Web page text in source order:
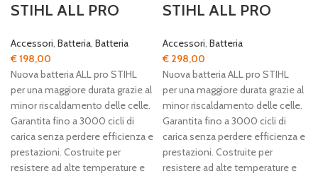
STIHL ALL PRO
Accessori, Batteria, Batteria
€198,00
Nuova batteria ALL pro STIHL
per una maggiore durata grazie al
minor riscaldamento delle celle.
Garantita fino a 3000 cicli di
carica senza perdere efficienza e
prestazioni. Costruite per
resistere ad alte temperature e
STIHL ALL PRO
Accessori, Batteria
€ 298,00
Nuova batteria ALL pro STIHL
per una maggiore durata grazie al
minor riscaldamento delle celle.
Garantita fino a 3000 cicli di
carica senza perdere efficienza e
prestazioni. Costruite per
resistere ad alte temperature e